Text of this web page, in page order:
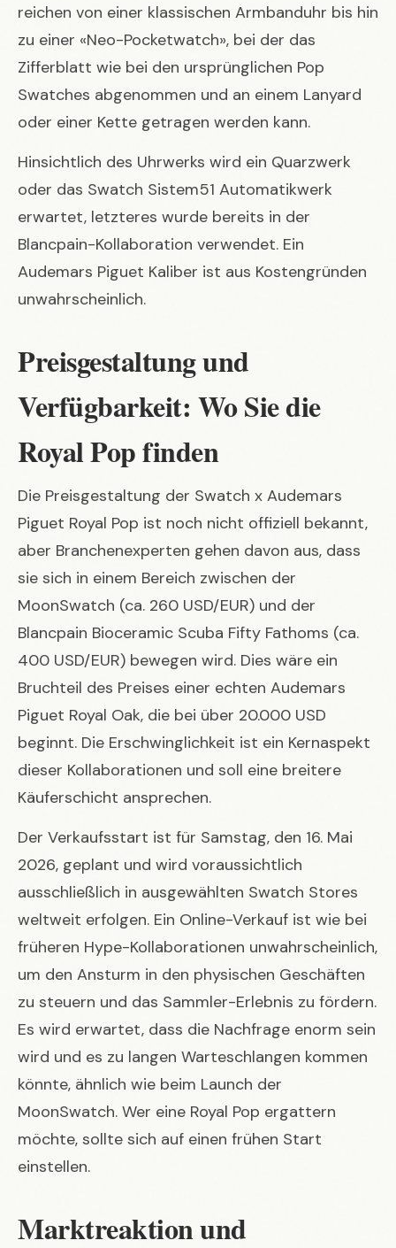
reichen von einer klassischen Armbanduhr bis hin
zu einer «Neo-Pocketwatch», bei der das
Zifferblatt wie bei den ursprünglichen Pop
Swatches abgenommen und an einem Lanyard
oder einer Kette getragen werden kann.
Hinsichtlich des Uhrwerks wird ein Quarzwerk
oder das Swatch Sistem51 Automatikwerk
erwartet, letzteres wurde bereits in der
Blancpain-Kollaboration verwendet. Ein
Audemars Piguet Kaliber ist aus Kostengründen
unwahrscheinlich.
Preisgestaltung und
Verfügbarkeit: Wo Sie die
Royal Pop finden
Die Preisgestaltung der Swatch x Audemars
Piguet Royal Pop ist noch nicht offiziell bekannt,
aber Branchenexperten gehen davon aus, dass
sie sich in einem Bereich zwischen der
MoonSwatch (ca. 260 USD/EUR) und der
Blancpain Bioceramic Scuba Fifty Fathoms (ca.
400 USD/EUR) bewegen wird. Dies wäre ein
Bruchteil des Preises einer echten Audemars
Piguet Royal Oak, die bei über 20.000 USD
beginnt. Die Erschwinglichkeit ist ein Kernaspekt
dieser Kollaborationen und soll eine breitere
Käuferschicht ansprechen.
Der Verkaufsstart ist für Samstag, den 16. Mai
2026, geplant und wird voraussichtlich
ausschließlich in ausgewählten Swatch Stores
weltweit erfolgen. Ein Online-Verkauf ist wie bei
früheren Hype-Kollaborationen unwahrscheinlich,
um den Ansturm in den physischen Geschäften
zu steuern und das Sammler-Erlebnis zu fördern.
Es wird erwartet, dass die Nachfrage enorm sein
wird und es zu langen Warteschlangen kommen
könnte, ähnlich wie beim Launch der
MoonSwatch. Wer eine Royal Pop ergattern
möchte, sollte sich auf einen frühen Start
einstellen.
Marktreaktion und